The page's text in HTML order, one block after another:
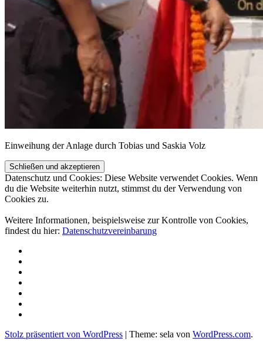
Ein­wei­hung der Anla­ge durch Tobi­as und Saskia Volz
Datenschutz und Cookies: Diese Website verwendet Cookies. Wenn
du die Website weiterhin nutzt, stimmst du der Verwendung von
Cookies zu.
Weitere Informationen, beispielsweise zur Kontrolle von Cookies,
findest du hier: Datenschutzvereinbarung
Stolz präsentiert von WordPress | Theme: sela von WordPress.com.